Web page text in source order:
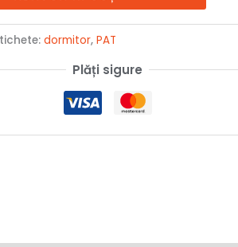
dormitor,PAT
Plăți sigure